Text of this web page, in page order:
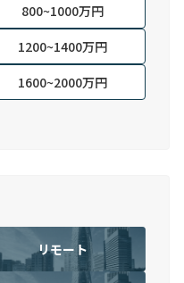
800~1000万円
1200~1400万円
1600~2000万円
リモート